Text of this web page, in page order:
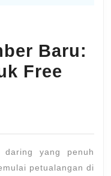
Baru:
Free
yang penuh
petualangan di